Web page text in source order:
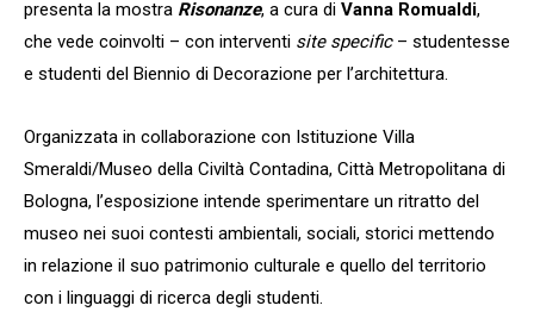
presenta la mostra Risonanze, a cura di Vanna Romualdi,
che vede coinvolti – con interventi site specific– studentesse
e studenti del Biennio di Decorazione per l’architettura.
Organizzata in collaborazione con Istituzione Villa
Smeraldi/Museo della Civiltà Contadina, Città Metropolitana di
Bologna, l’esposizione intende sperimentare un ritratto del
museo nei suoi contesti ambientali, sociali, storici mettendo
in relazione il suo patrimonio culturale e quello del territorio
con i linguaggi di ricerca degli studenti.